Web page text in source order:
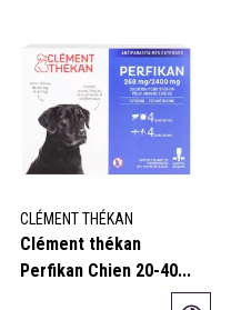
CLÉMENT THÉKAN
Clément thékan
Perfikan Chien 20-40...